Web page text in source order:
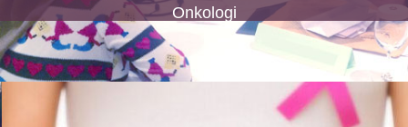
Onkologi